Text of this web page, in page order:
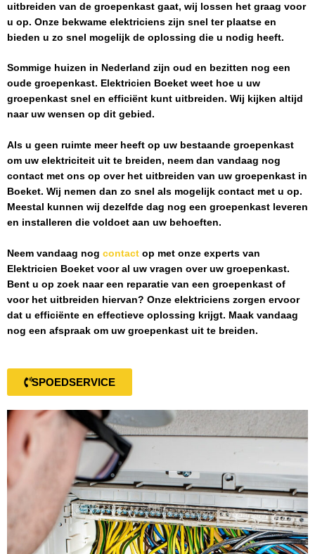
uitbreiden van de groepenkast gaat, wij lossen het graag voor
u op. Onze bekwame elektriciens zijn snel ter plaatse en
bieden u zo snel mogelijk de oplossing die u nodig heeft.
Sommige huizen in Nederland zijn oud en bezitten nog een
oude groepenkast. Elektricien Boeket weet hoe u uw
groepenkast snel en efficiënt kunt uitbreiden. Wij kijken altijd
naar uw wensen op dit gebied.
Als u geen ruimte meer heeft op uw bestaande groepenkast
om uw elektriciteit uit te breiden, neem dan vandaag nog
contact met ons op over het uitbreiden van uw groepenkast in
Boeket. Wij nemen dan zo snel als mogelijk contact met u op.
Meestal kunnen wij dezelfde dag nog een groepenkast leveren
en installeren die voldoet aan uw behoeften.
Neem vandaag nog contact op met onze experts van
Elektricien Boeket voor al uw vragen over uw groepenkast.
Bent u op zoek naar een reparatie van een groepenkast of
voor het uitbreiden hiervan? Onze elektriciens zorgen ervoor
dat u efficiënte en effectieve oplossing krijgt. Maak vandaag
nog een afspraak om uw groepenkast uit te breiden.
SPOEDSERVICE